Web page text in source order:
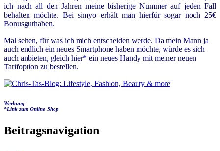
ich nach all den Jahren meine bisherige Nummer auf jeden Fall
behalten möchte. Bei simyo erhält man hierfür sogar noch 25€
Bonusguthaben.
Mal sehen, für was ich mich entscheiden werde. Da mein Mann ja
auch endlich ein neues Smartphone haben möchte, würde es sich
auch anbieten, gleich hier* ein neues Handy mit meiner neuen
Tarifoption zu bestellen.
Werbung
*Link zum Online-Shop
Beitragsnavigation